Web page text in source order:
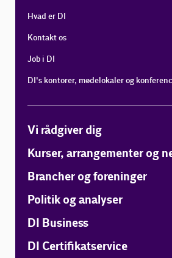
Hvad er DI
Kontakt os
Job i DI
DI's kontorer, mødelokaler og
Vi rådgiver dig
Kurser, arrangementer og
Brancher og foreninger
Politik og analyser
DI Business
DI Certifikatservice